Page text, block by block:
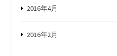
2016年4月
2016年2月